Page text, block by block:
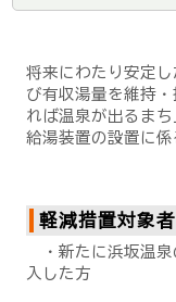
将来にわたり安定
び有収湯量を維持
れば温泉が出るま
給湯装置の設置に係
軽減措置対象者
・新たに浜坂温泉
入した方